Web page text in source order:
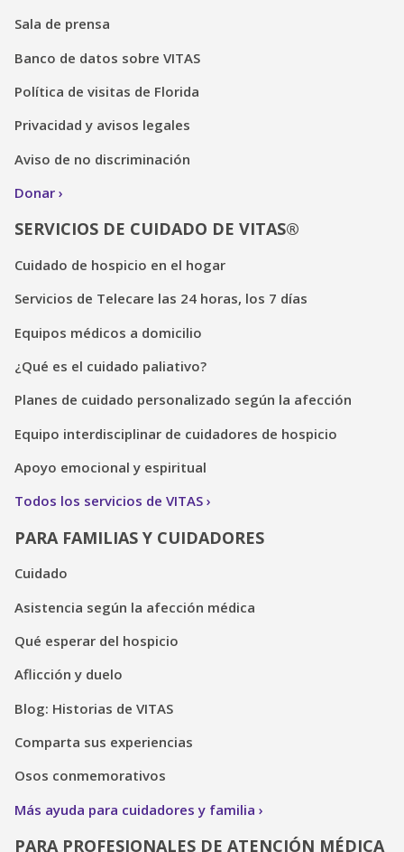
Sala de prensa
Banco de datos sobre VITAS
Política de visitas de Florida
Privacidad y avisos legales
Aviso de no discriminación
Donar
SERVICIOS DE CUIDADO DE VITAS®
Cuidado de hospicio en el hogar
Servicios de Telecare las 24 horas, los 7 días
Equipos médicos a domicilio
¿Qué es el cuidado paliativo?
Planes de cuidado personalizado según la afección
Equipo interdisciplinar de cuidadores de hospicio
Apoyo emocional y espiritual
Todos los servicios de VITAS
PARA FAMILIAS Y CUIDADORES
Cuidado
Asistencia según la afección médica
Qué esperar del hospicio
Aflicción y duelo
Blog: Historias de VITAS
Comparta sus experiencias
Osos conmemorativos
Más ayuda para cuidadores y familia
PARA PROFESIONALES DE ATENCIÓN MÉDICA